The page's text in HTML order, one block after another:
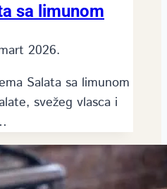
sa limunom
2026.
Salata sa limunom
svežeg vlasca i